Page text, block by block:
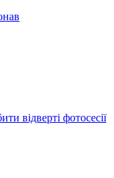
відверті фотосесії